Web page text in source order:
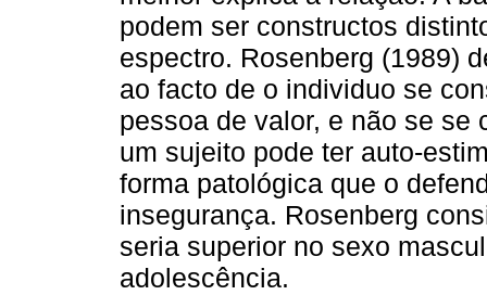
podem ser constructos
espectro. Rosenberg (1989)
ao facto de o individuo se
pessoa de valor, e não se se
um sujeito pode ter auto-
forma patológica que o
insegurança. Rosenberg
seria superior no sexo
adolescência.